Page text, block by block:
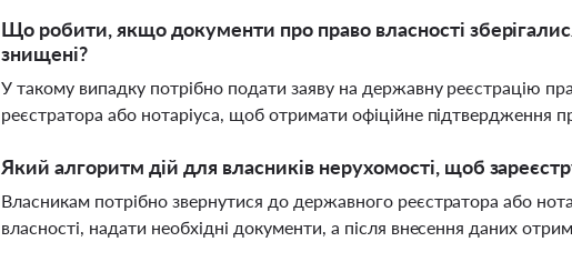
Що робити, якщо документи про право власності
знищені?
У такому випадку потрібно подати заяву на державну реєстрацію
реєстратора або нотаріуса, щоб отримати офіційне підтвердження
Який алгоритм дій для власників нерухомості, щоб
Власникам потрібно звернутися до державного реєстратора або
власності, надати необхідні документи, а після внесення даних